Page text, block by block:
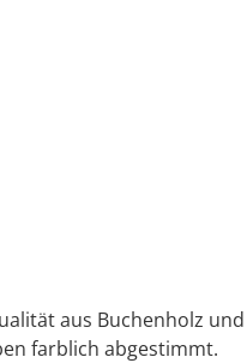
aus Buchenholz
farblich abgestimmt.